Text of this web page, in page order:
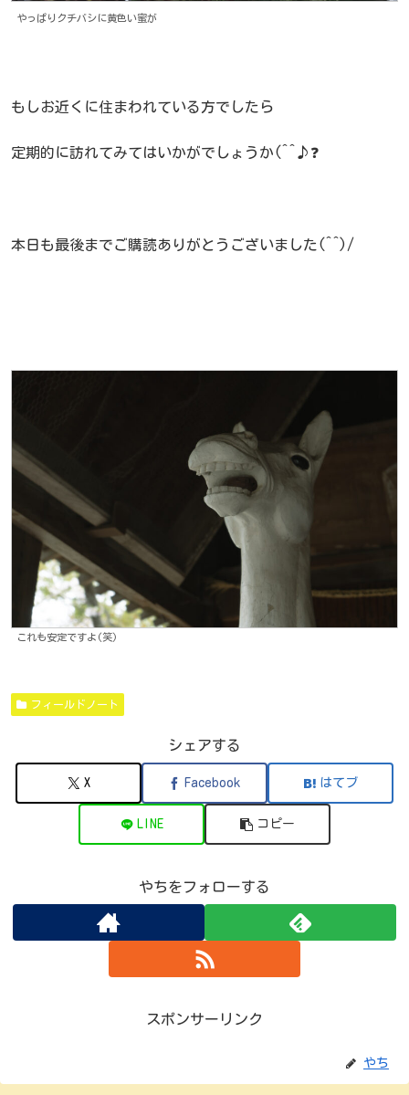
やっぱりクチバシに黄色い蜜が
もしお近くに住まわれている方でしたら
定期的に訪れてみてはいかがでしょうか(^^♪❓
本日も最後までご購読ありがとうございました(^^)/
これも安定ですよ(笑)
フィールドノート
シェアする
X Facebook はてブ
LINE コピー
やちをフォローする
スポンサーリンク
やち